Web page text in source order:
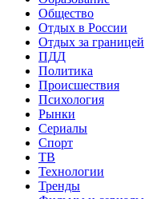
Общество
Отдых в России
Отдых за границей
ПДД
Политика
Происшествия
Психология
Рынки
Сериалы
Спорт
ТВ
Технологии
Тренды